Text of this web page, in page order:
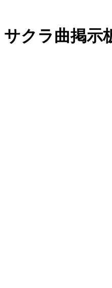
サクラ曲掲示